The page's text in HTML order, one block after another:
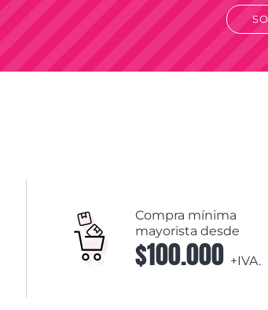
Compra mínima
mayorista desde
$100.000 +IVA.